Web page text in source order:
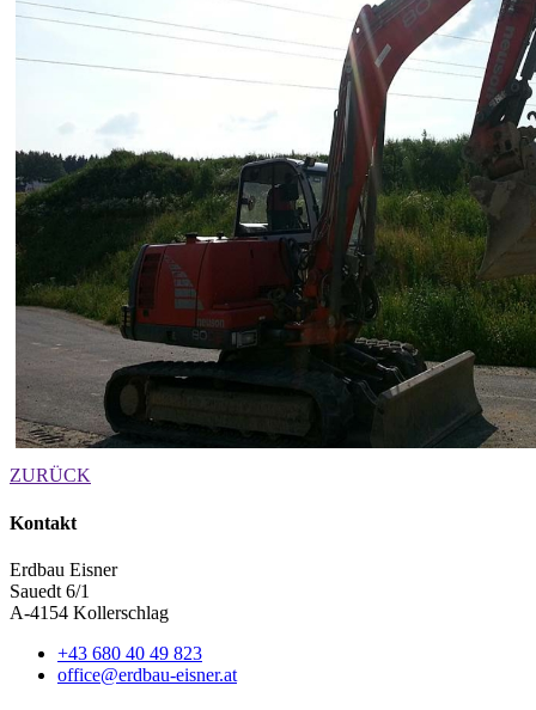
ZURÜCK
Kontakt
Erdbau Eisner
Sauedt 6/1
A-4154 Kollerschlag
+43 680 40 49 823
office@erdbau-eisner.at